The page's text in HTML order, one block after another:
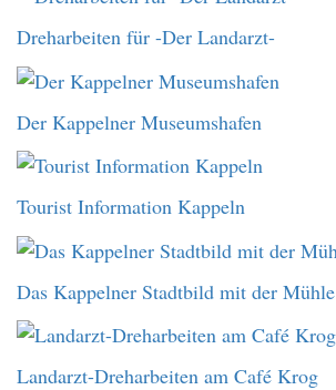
Dreharbeiten für -Der Landarzt-
Der Kappelner Museumshafen
Tourist Information Kappeln
Das Kappelner Stadtbild mit der Mühle
Landarzt-Dreharbeiten am Café Krog